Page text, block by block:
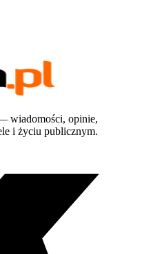
wiadomości, opinie,
i życiu publicznym.